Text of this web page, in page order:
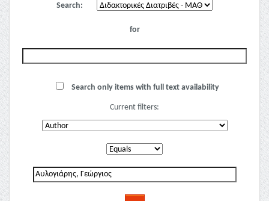
Search:
for
Search only items with full text availability
Current filters: